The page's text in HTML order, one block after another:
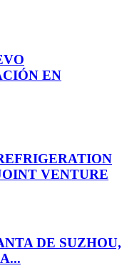
EN
VENTURE
DE SUZHOU,